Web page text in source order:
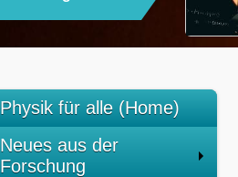
Physik für alle (Home)
Neues aus der
Forschung